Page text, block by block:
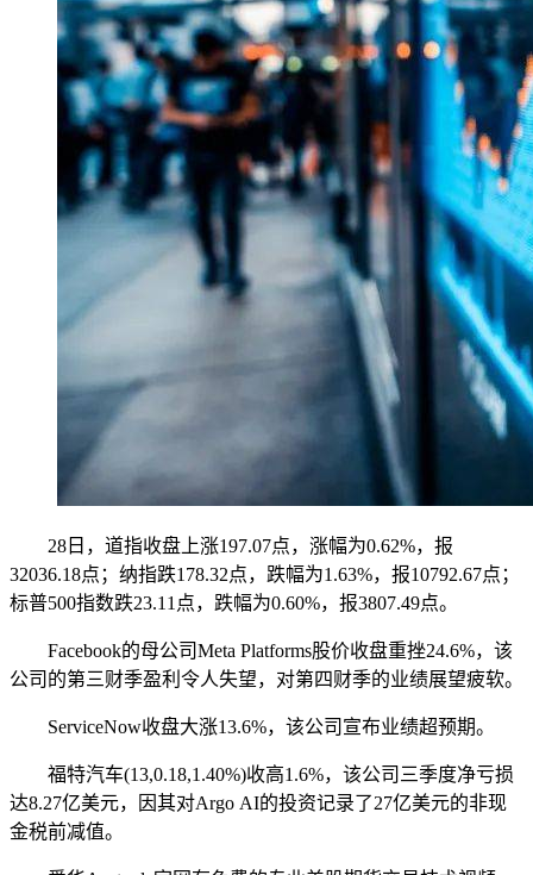
28日，道指收盘上涨197.07点，涨幅为0.62%，报
32036.18点；纳指跌178.32点，跌幅为1.63%，报10792.67点；
标普500指数跌23.11点，跌幅为0.60%，报3807.49点。
Facebook的母公司Meta Platforms股价收盘重挫24.6%，该
公司的第三财季盈利令人失望，对第四财季的业绩展望疲软。
ServiceNow收盘大涨13.6%，该公司宣布业绩超预期。
福特汽车(13,0.18,1.40%)收高1.6%，该公司三季度净亏损
达8.27亿美元，因其对Argo AI的投资记录了27亿美元的非现
金税前减值。